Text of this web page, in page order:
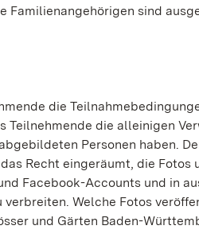
Familienangehörigen sind
die
die alleinigen
Personen haben.
Recht eingeräumt, die
Facebook-Accounts und in
Welche Fotos
und Gärten Baden-